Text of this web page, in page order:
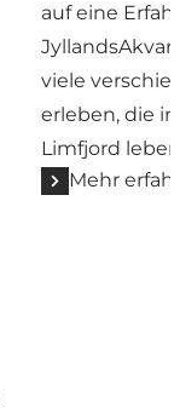
auf eine
viele
erleben, die
Limfjord
Mehr